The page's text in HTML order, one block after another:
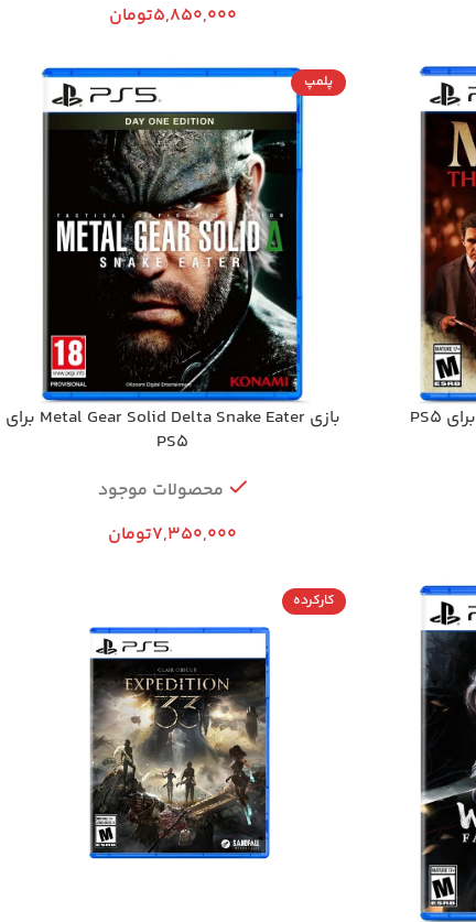
5,850,000تومان
پلمپ
بازی Metal Gear Solid Delta Snake Eater برای
PS5
محصولات موجود
7,350,000تومان
کارکرده